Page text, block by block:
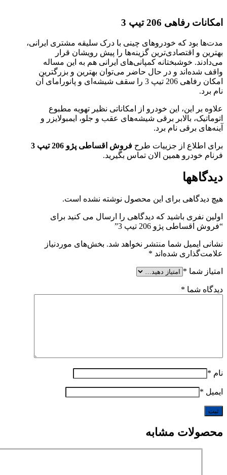
امکانات رفاهی 206 تیپ 3
مدت‌ها بود که خودروهای چینی با درک سلیقه مشتری ایرانی،
بهترین و اقتصادی‌ترین گزینه‌ها را پیش رویشان قرار
می‌دادند. خوشبختانه کمپانی‌های ایرانی هم به این مساله
واقف شده‌اند و در حال حاضر می‌توان بهترین و بزرگترین
امکان رفاهی 206 تیپ 3 را سقف شیشه‌ای و پانورامای آن
نام برد.
علاوه بر این، این خودرو از امکاناتی نظیر تهویه مطبوع
اتوماتیک، بالابر برقی شیشه‌های عقب و جلو، ایمبولایزر و
آینه‌های برقی نام برد.
برای اطلاع از جزییات طرح فروش اقساطی پژو 206 تیپ 3
فرنام خودرو همین الان تماس بگیرید.
دیدگاهها
هیچ دیدگاهی برای این محصول نوشته نشده است.
اولین نفری باشید که دیدگاهی را ارسال می کنید برای
“فروش اقساطی پژو 206 تیپ 3”
نشانی ایمیل شما منتشر نخواهد شد. بخش‌های موردنیاز
علامت‌گذاری شده‌اند *
امتیاز شما *
دیدگاه شما *
نام *
ایمیل *
محصولات مشابه